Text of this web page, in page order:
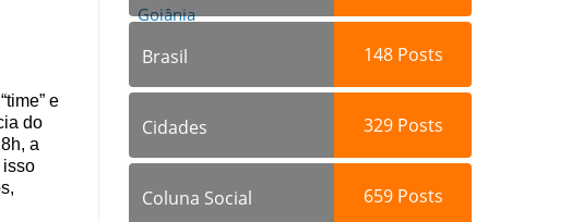
e
do
a
isso
Brasil 148Posts
Cidades 329Posts
Coluna Social 659Posts